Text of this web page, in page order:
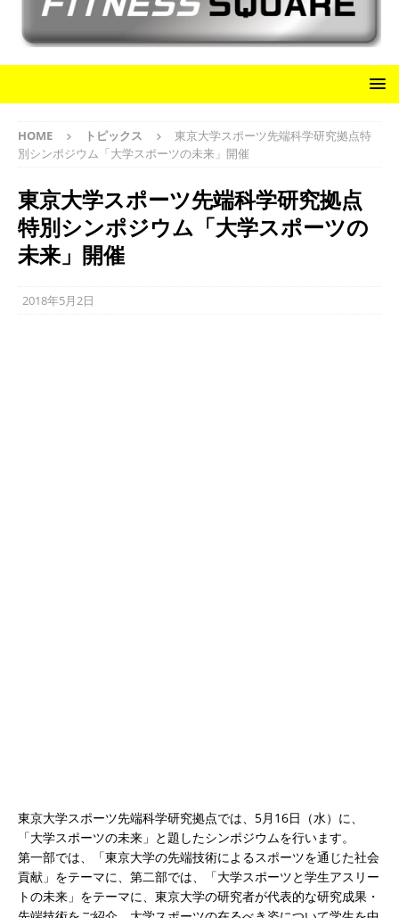
HOME トピックス
東京大学スポーツ先端科学研究拠点特
別シンポジウム「大学スポーツの未来」開催
東京大学スポーツ先端科学研究拠点
特別シンポジウム「大学スポーツの
未来」開催
2018年5月2日
東京大学スポーツ先端科学研究拠点では、5月16日（水）に、
「大学スポーツの未来」と題したシンポジウムを行います。
第一部では、「東京大学の先端技術によるスポーツを通じた社会
貢献」をテーマに、第二部では、「大学スポーツと学生アスリー
トの未来」をテーマに、東京大学の研究者が代表的な研究成果・